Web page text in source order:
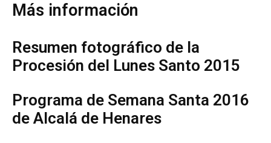
Más información
Resumen fotográfico de la
Procesión del Lunes Santo 2015
Programa de Semana Santa 2016
de Alcalá de Henares